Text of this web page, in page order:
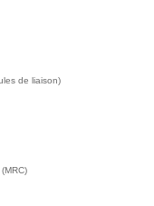
de liaison)